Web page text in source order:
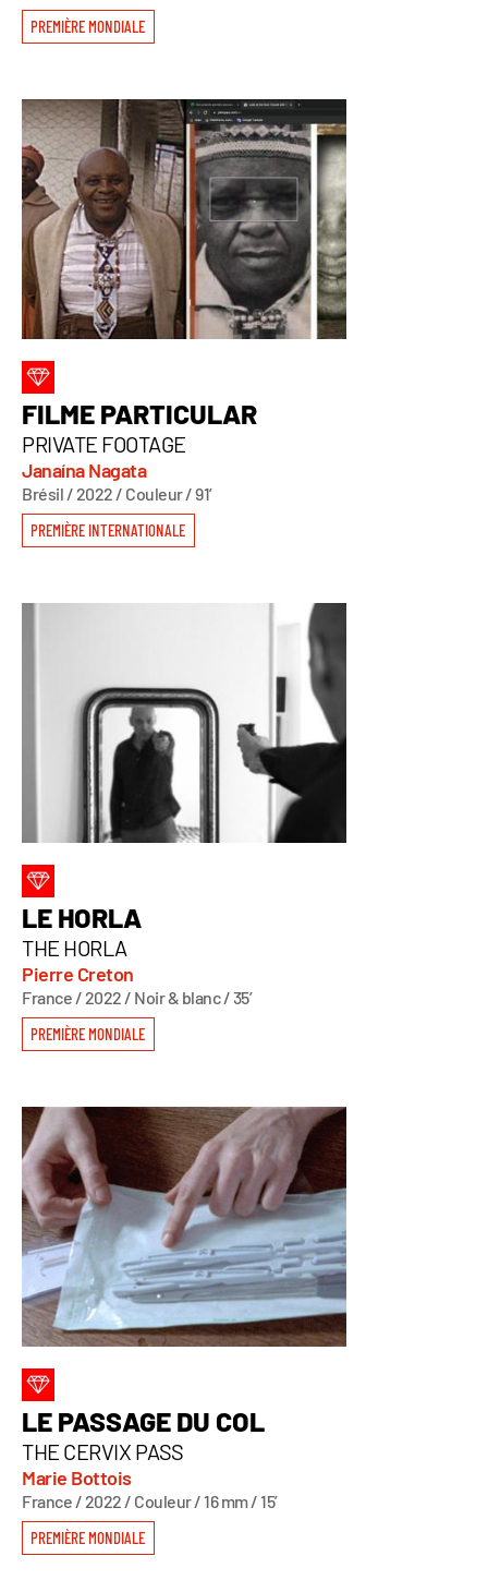
PREMIÈRE MONDIALE
FILME PARTICULAR
PRIVATE FOOTAGE
Janaína Nagata
Brésil / 2022 / Couleur / 91’
PREMIÈRE INTERNATIONALE
LE HORLA
THE HORLA
Pierre Creton
France / 2022 / Noir & blanc / 35’
PREMIÈRE MONDIALE
LE PASSAGE DU COL
THE CERVIX PASS
Marie Bottois
France / 2022 / Couleur / 16 mm / 15’
PREMIÈRE MONDIALE